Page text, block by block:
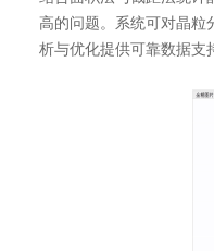
高的问题。系统可对晶粒
析与优化提供可靠数据支